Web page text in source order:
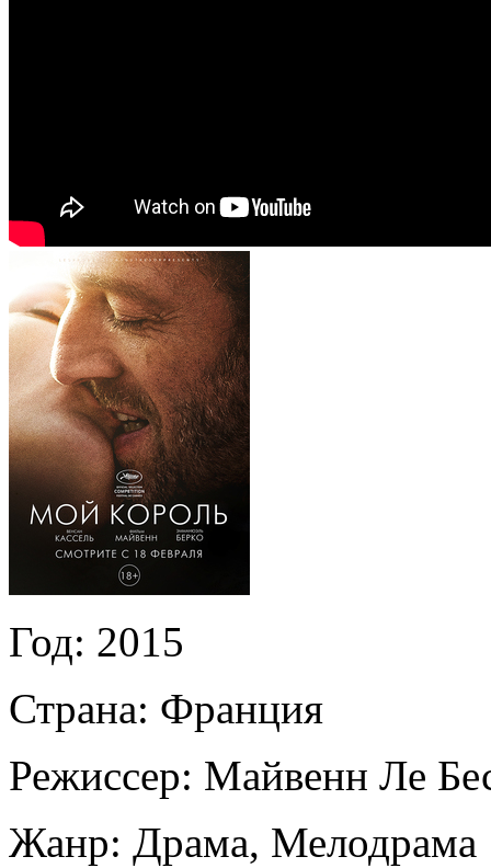
Год: 2015
Страна: Франция
Режиссер: Майвенн Ле
Жанр: Драма, Мелодрама